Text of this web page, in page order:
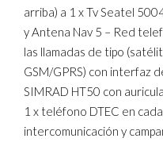
arriba) a 1 x Tv Seatel
y Antena Nav 5 – Red
las llamadas de tipo
GSM/GPRS) con interfaz
SIMRAD HT50 con
1 x teléfono DTEC en
intercomunicación y